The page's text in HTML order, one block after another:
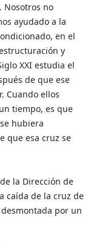
Nosotros no
ayudado a la
en el
y
XXI estudia el
de que ese
Cuando ellos
tiempo, es que
hubiera
que esa cruz se
la Dirección de
caída de la cruz de
por un